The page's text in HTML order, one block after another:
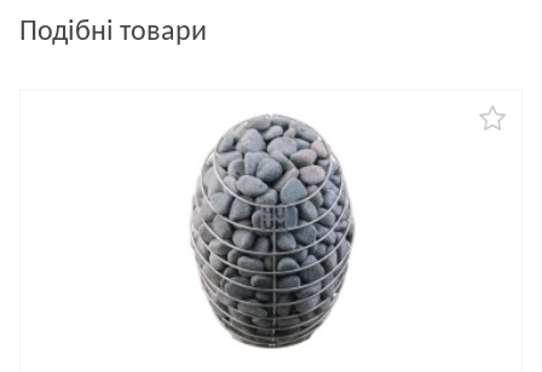
Подібні товари